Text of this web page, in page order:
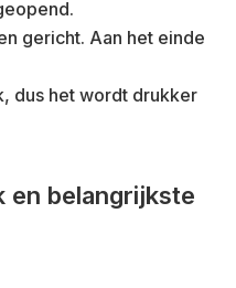
gericht. Aan het einde
dus het wordt drukker
en belangrijkste